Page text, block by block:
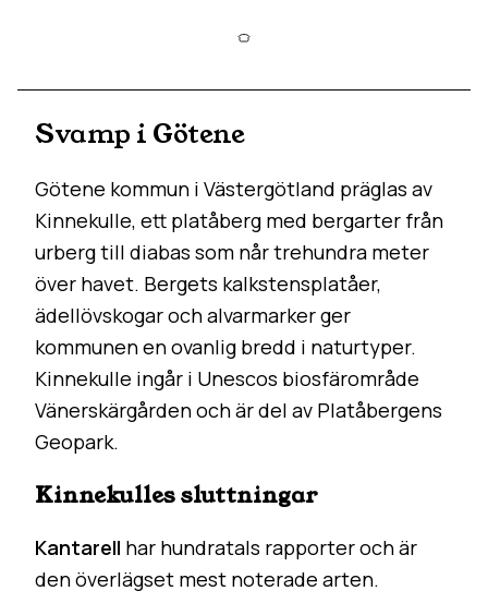
Svamp i Götene
Götene kommun i Västergötland präglas av
Kinnekulle, ett platåberg med bergarter från
urberg till diabas som når trehundra meter
över havet. Bergets kalkstensplatåer,
ädellövskogar och alvarmarker ger
kommunen en ovanlig bredd i naturtyper.
Kinnekulle ingår i Unescos biosfärområde
Vänerskärgården och är del av Platåbergens
Geopark.
Kinnekulles sluttningar
Kantarell har hundratals rapporter och är
den överlägset mest noterade arten.